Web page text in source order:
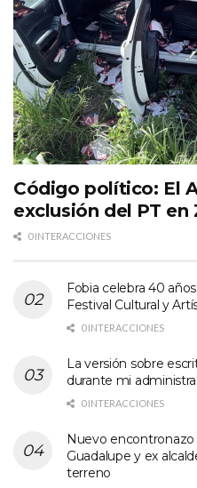
Código político: El
exclusión del PT en
0 INTERACCIONES
Fobia celebra 40
Festival Cultural y
0 INTERACCIONES
La versión sobre
durante mi
0 INTERACCIONES
Nuevo
Guadalupe y ex
terreno